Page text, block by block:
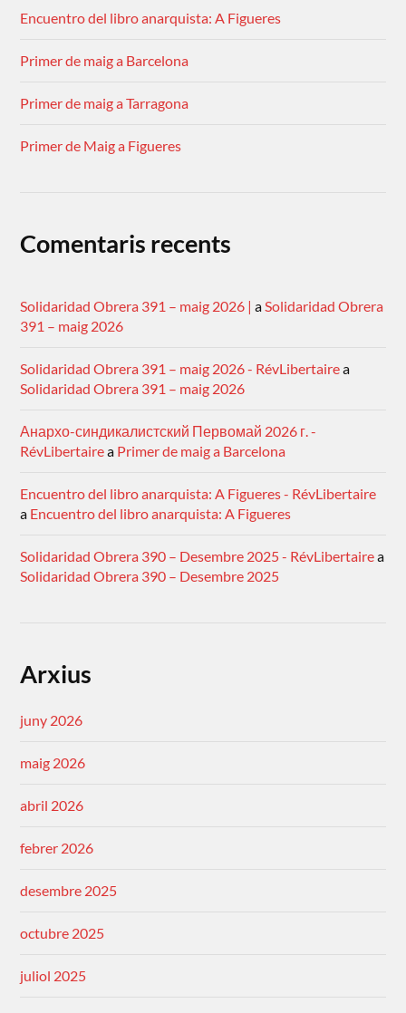
Encuentro del libro anarquista: A Figueres
Primer de maig a Barcelona
Primer de maig a Tarragona
Primer de Maig a Figueres
Comentaris recents
Solidaridad Obrera 391 – maig 2026 | aSolidaridad Obrera
391 – maig 2026
Solidaridad Obrera 391 – maig 2026 - RévLibertairea
Solidaridad Obrera 391 – maig 2026
Анархо-синдикалистский Первомай 2026 г. -
RévLibertairea Primer de maig a Barcelona
Encuentro del libro anarquista: A Figueres - RévLibertaire
a Encuentro del libro anarquista: A Figueres
Solidaridad Obrera 390 – Desembre 2025 - RévLibertairea
Solidaridad Obrera 390 – Desembre 2025
Arxius
juny 2026
maig 2026
abril 2026
febrer 2026
desembre 2025
octubre 2025
juliol 2025